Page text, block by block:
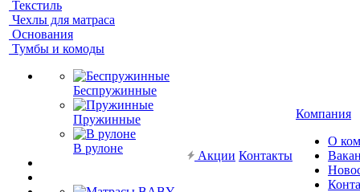
Текстиль
Чехлы для матраса
Основания
Тумбы и комоды
Беспружинные
Пружинные
В рулоне
Акции Контакты
Компания
О